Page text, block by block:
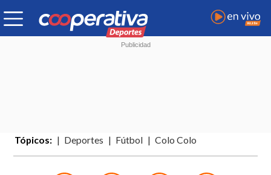
Tópicos: Deportes Fútbol Colo Colo